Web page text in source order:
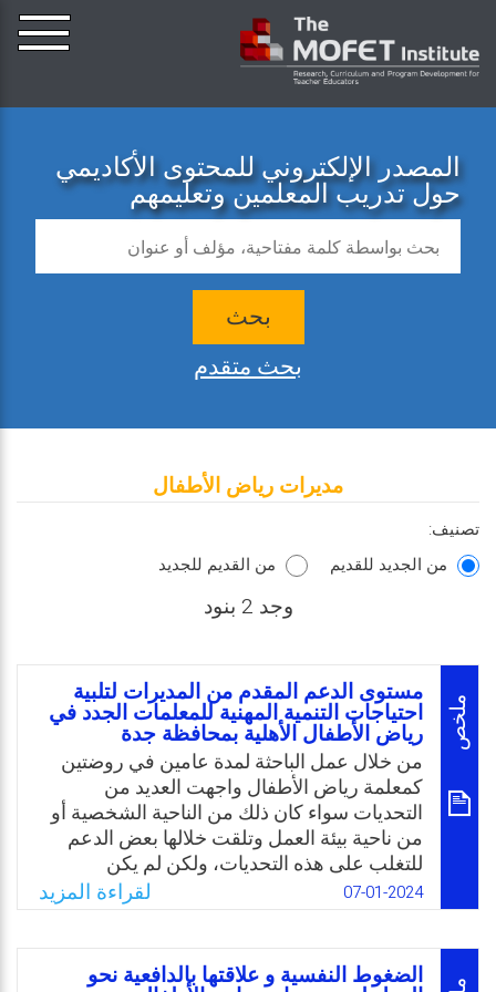
المصدر الإلكتروني للمحتوى الأكاديمي
حول تدريب المعلمين وتعليمهم
بحث
بحث متقدم
مديرات رياض الأطفال
تصنيف:
من الجديد للقديم
من القديم للجديد
وجد 2 بنود
ملخص
مستوى الدعم المقدم من المديرات لتلبية
احتياجات التنمية المهنية للمعلمات الجدد في
رياض الأطفال الأهلية بمحافظة جدة
من خلال عمل الباحثة لمدة عامين في روضتين
كمعلمة رياض الأطفال واجهت العديد من
التحديات سواء كان ذلك من الناحية الشخصية أو
من ناحية بيئة العمل وتلقت خلالها بعض الدعم
للتغلب على هذه التحديات، ولكن لم يكن
بمستوى الاحتياج. كما وشهدت ترك اثنتين من
زميلاتها للعمل خلال عامهم الأول بسبب عدم
القدرة على التعامل مع أمهات الأطفال نتيجة
لنقص الخبرة والدعم. محليًا في المملكة العربية
07-01-2024 لقراءة المزيد
الضغوط النفسية و علاقتها بالدافعية نحو